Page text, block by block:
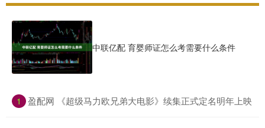
中联亿配 育婴师证怎么考需要什么条件
1 ​盈配网 《超级马力欧兄弟大电影》续集正式定名明年上映